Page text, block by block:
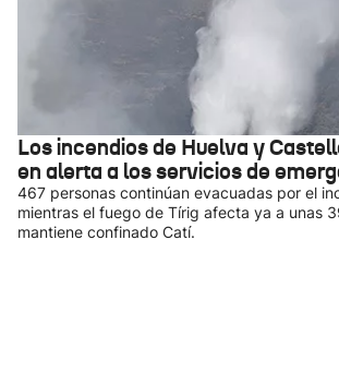
Los incendios de Huelva y
en alerta a los servicios de
467 personas continúan evacuadas por el
mientras el fuego de Tírig afecta ya a unas
mantiene confinado Catí.